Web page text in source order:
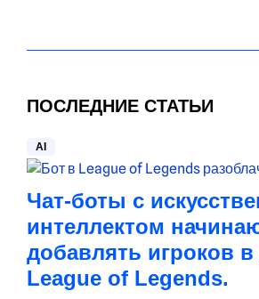
ПОСЛЕДНИЕ СТАТЬИ
AI
Чат-боты с
интеллектом
добавлять игроков
League of Legends.